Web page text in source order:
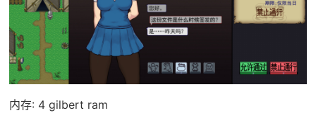
内存: 4 gilbert ram